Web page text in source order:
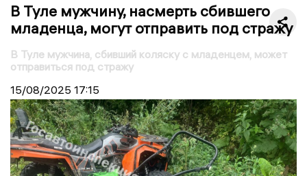
В Туле мужчину, насмерть сбившего
младенца, могут отправить под стражу
В Туле мужчина, сбивший коляску с младенцем, может
отправиться под стражу
15/08/2025 17:15